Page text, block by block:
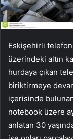
Eskişehirli telefon
üzerindeki altın
hurdaya çıkan
biriktirmeye
içerisinde
notebook üzere
anlatan 30